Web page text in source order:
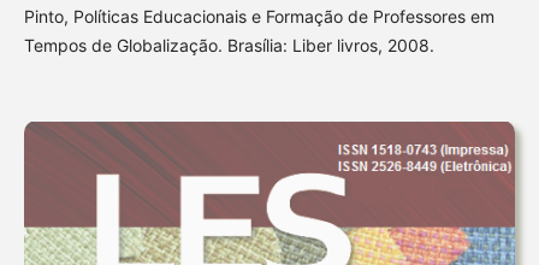
Pinto, Políticas Educacionais e Formação de Professores em
Tempos de Globalização. Brasília: Liber livros, 2008.